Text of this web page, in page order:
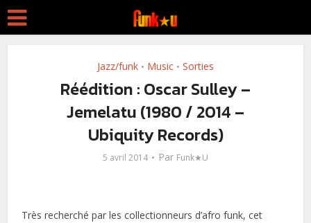
Jazz/funk • Music • Sorties
Réédition : Oscar Sulley –
Jemelatu (1980 / 2014 –
Ubiquity Records)
5 avril 2014 Par Funk★U
Très recherché par les collectionneurs d’afro funk, cet